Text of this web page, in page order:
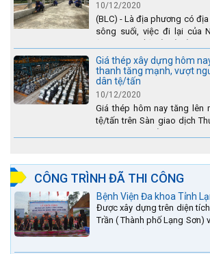
10/12/2020
(BLC) - Là địa phương có
sông suối, việc đi lại của
lũ....
Giá thép xây dựng hôm
thanh tăng mạnh, vượt
dân tệ/tấn
10/12/2020
Giá thép hôm nay tăng lên
tệ/tấn trên Sàn giao dịch
CÔNG TRÌNH ĐÃ THI CÔNG
Bệnh Viện Đa khoa Tỉnh
Được xây dựng trên diện
Trần ( Thành phố Lạng Sơn)